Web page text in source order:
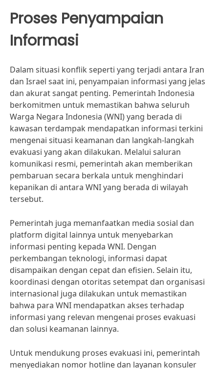
Proses Penyampaian
Informasi
Dalam situasi konflik seperti yang terjadi antara Iran
dan Israel saat ini, penyampaian informasi yang jelas
dan akurat sangat penting. Pemerintah Indonesia
berkomitmen untuk memastikan bahwa seluruh
Warga Negara Indonesia (WNI) yang berada di
kawasan terdampak mendapatkan informasi terkini
mengenai situasi keamanan dan langkah-langkah
evakuasi yang akan dilakukan. Melalui saluran
komunikasi resmi, pemerintah akan memberikan
pembaruan secara berkala untuk menghindari
kepanikan di antara WNI yang berada di wilayah
tersebut.
Pemerintah juga memanfaatkan media sosial dan
platform digital lainnya untuk menyebarkan
informasi penting kepada WNI. Dengan
perkembangan teknologi, informasi dapat
disampaikan dengan cepat dan efisien. Selain itu,
koordinasi dengan otoritas setempat dan organisasi
internasional juga dilakukan untuk memastikan
bahwa para WNI mendapatkan akses terhadap
informasi yang relevan mengenai proses evakuasi
dan solusi keamanan lainnya.
Untuk mendukung proses evakuasi ini, pemerintah
menyediakan nomor hotline dan layanan konsuler